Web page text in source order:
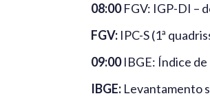
08:00FGV: IGP-DI –
FGV: IPC-S (1ª
09:00IBGE: Índice
IBGE: Levantamento